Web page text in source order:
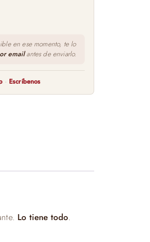
en ese momento, te lo
emailantes de enviarlo.
· Escríbenos
Lo tiene todo.